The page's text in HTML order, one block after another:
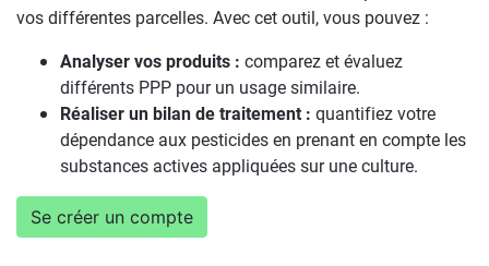
vos différentes parcelles. Avec cet outil, vous pouvez :
Analyser vos produits : comparez et évaluez
différents PPP pour un usage similaire.
Réaliser un bilan de traitement : quantifiez votre
dépendance aux pesticides en prenant en compte les
substances actives appliquées sur une culture.
Se créer un compte